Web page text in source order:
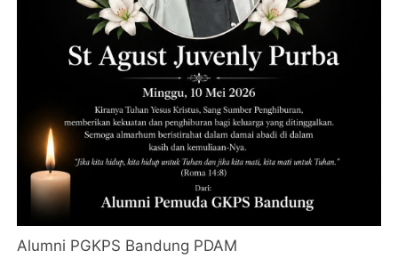
Alumni PGKPS Bandung PDAM